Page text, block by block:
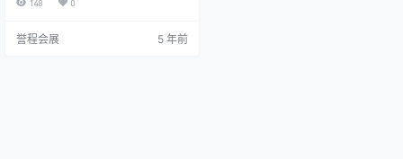
设计师的新作品和独家作品：工作
148 0
誉程会展 5 年前